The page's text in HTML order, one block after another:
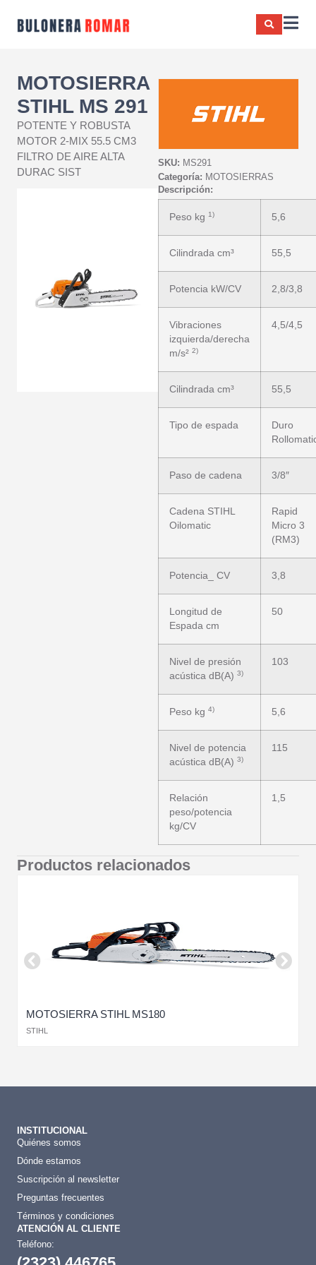
MOTOSIERRA
STIHL MS 291
POTENTE Y ROBUSTA
MOTOR 2-MIX 55.5 CM3
FILTRO DE AIRE ALTA
DURAC SIST
SKU: MS291
Categoría: MOTOSIERRAS
Descripción:
Peso kg 1) 5,6
Cilindrada cm³ 55,5
Potencia kW/CV 2,8/3,8
Vibraciones
izquierda/derecha
m/s² 2)
4,5/4,5
Cilindrada cm³ 55,5
Tipo de espada
Duro
Paso de cadena 3/8″
Cadena STIHL
Oilomatic
Rapid
Micro 3
(RM3)
Potencia_ CV 3,8
Longitud de
Espada cm
50
Nivel de presión
acústica dB(A) 3)
103
Peso kg 4) 5,6
Nivel de potencia
acústica dB(A) 3)
115
Relación
peso/potencia
kg/CV
1,5
Productos relacionados
MOTOSIERRA STIHL MS180
STIHL
INSTITUCIONAL
Quiénes somos
Dónde estamos
Suscripción al newsletter
Preguntas frecuentes
Términos y condiciones
ATENCIÓN AL CLIENTE
Teléfono: